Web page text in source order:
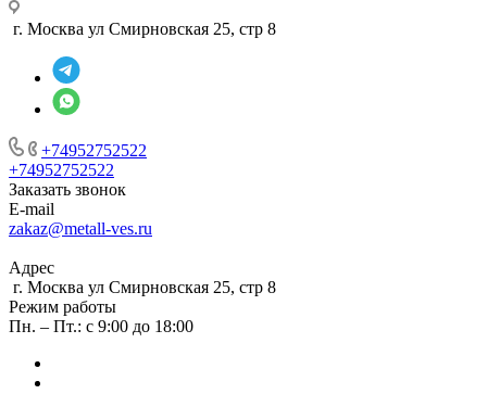
г. Москва ул Смирновская 25, стр 8
+74952752522
+74952752522
Заказать звонок
E-mail
zakaz@metall-ves.ru
Адрес
г. Москва ул Смирновская 25, стр 8
Режим работы
Пн. – Пт.: с 9:00 до 18:00